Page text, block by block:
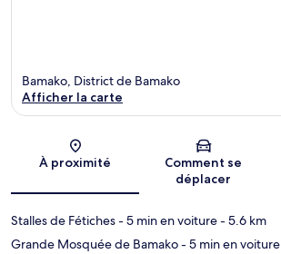
Carte
Bamako, District de Bamako
Afficher la carte
À proximité
Comment se
déplacer
Stalles de Fétiches- 5 min en voiture- 5.6 km
Grande Mosquée de Bamako- 5 min en voiture